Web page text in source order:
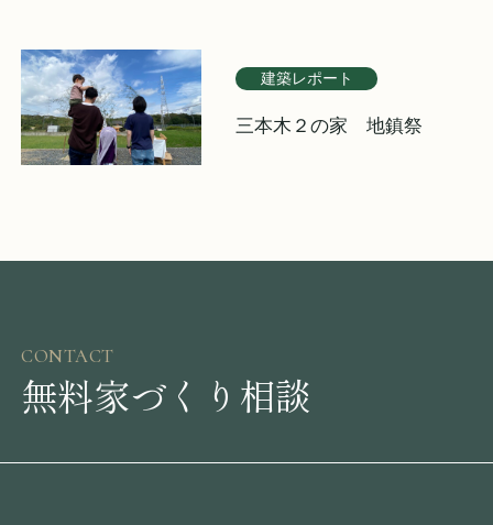
建築レポート
三本木２の家 地鎮祭
CONTACT
無料家づくり相談